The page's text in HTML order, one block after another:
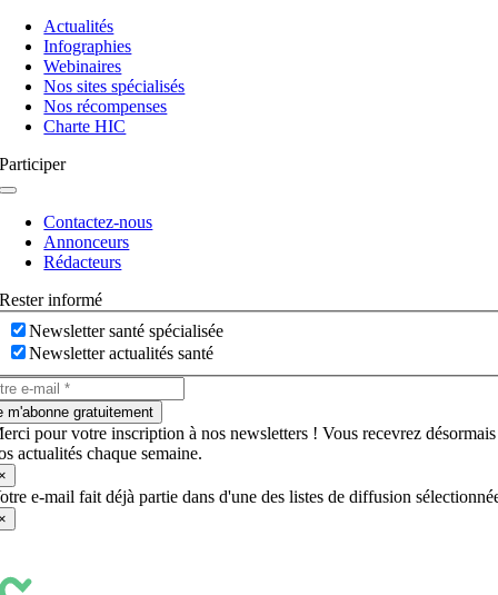
basculeActualités
Infographies
Webinaires
Nos sites spécialisés
Nos récompenses
Charte HIC
Participer
Navigation
basculeContactez-nous
Annonceurs
Rédacteurs
Rester informé
Newsletter santé spécialisée
Newsletter actualités santé
m'abonne gratuitement
pour votre inscription à nos newsletters ! Vous recevrez désormais
actualités chaque semaine.
e-mail fait déjà partie dans d'une des listes de diffusion